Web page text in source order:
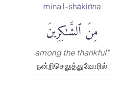
mina l-shākirīna
مِنَ ٱلشَّٰكِرِينَ
among the thankful"
நன்றிசெலுத்துவோரில்